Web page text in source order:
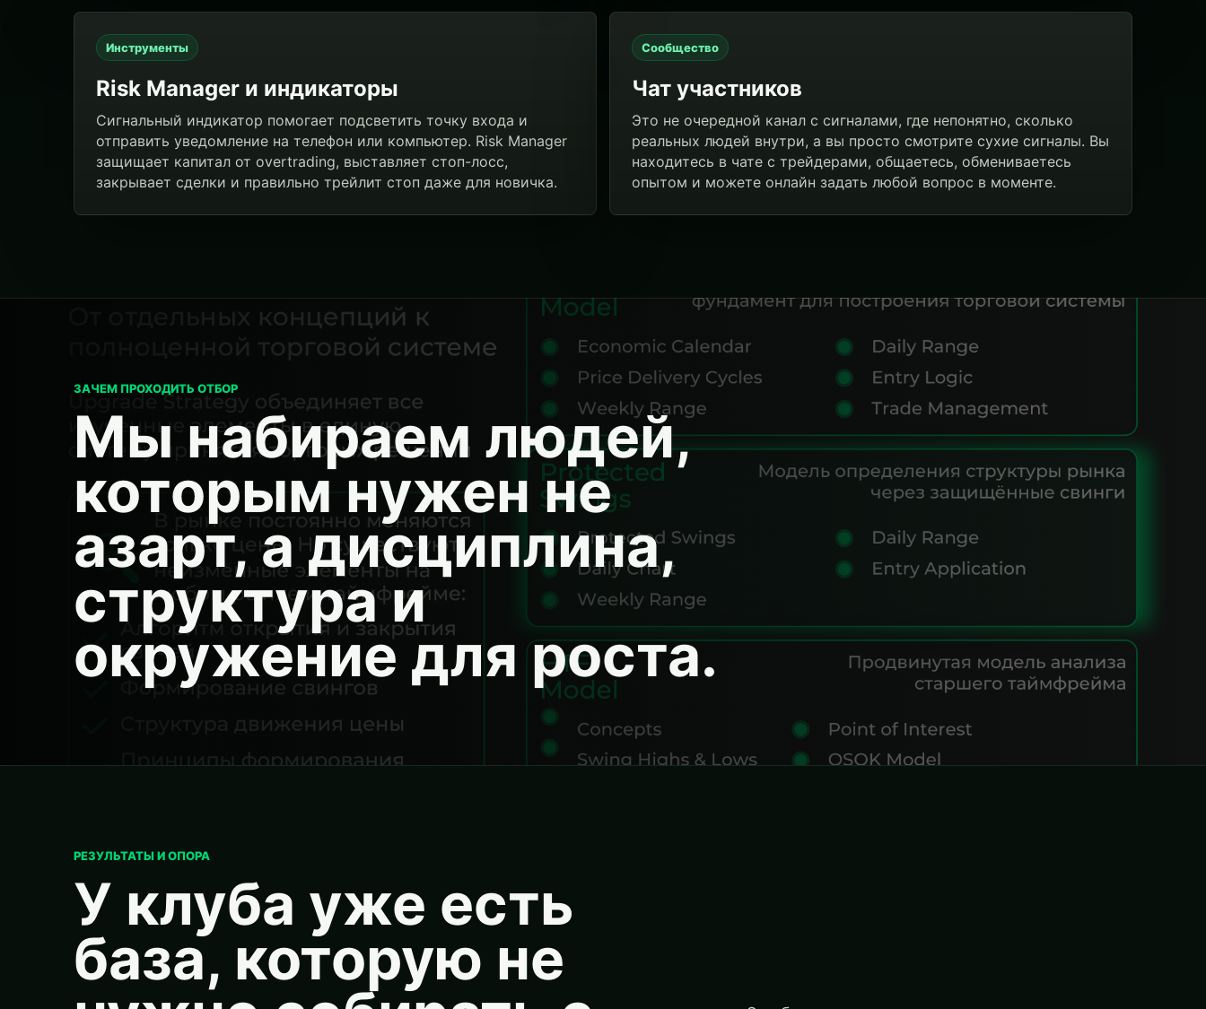
Инструменты
Risk Manager и индикаторы
Сигнальный индикатор помогает подсветить точку входа и
отправить уведомление на телефон или компьютер. Risk Manager
защищает капитал от overtrading, выставляет стоп-лосс,
закрывает сделки и правильно трейлит стоп даже для новичка.
Сообщество
Чат участников
Это не очередной канал с сигналами, где непонятно, сколько
реальных людей внутри, а вы просто смотрите сухие сигналы. Вы
находитесь в чате с трейдерами, общаетесь, обмениваетесь
опытом и можете онлайн задать любой вопрос в моменте.
ЗАЧЕМ ПРОХОДИТЬ ОТБОР
Мы набираем людей,
которым нужен не
азарт, а дисциплина,
структура и
окружение для роста.
РЕЗУЛЬТАТЫ И ОПОРА
У клуба уже есть
база, которую не